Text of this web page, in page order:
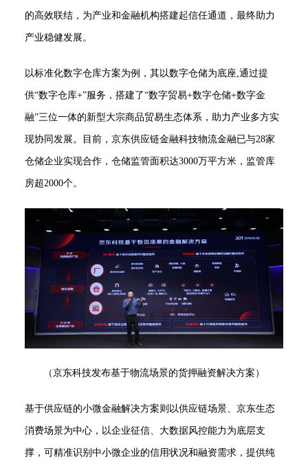
的高效联结，为产业和金融机构搭建起信任通道，最终助力
产业稳健发展。
以标准化数字仓库方案为例，其以数字仓储为底座,通过提
供“数字仓库+”服务，搭建了“数字贸易+数字仓储+数字金
融”三位一体的新型大宗商品贸易生态体系，助力产业多方实
现协同发展。目前，京东供应链金融科技物流金融已与28家
仓储企业实现合作，仓储监管面积达3000万平方米，监管库
房超2000个。
（京东科技发布基于物流场景的货押融资解决方案）
基于供应链的小微金融解决方案则以供应链场景、京东生态
消费场景为中心，以企业征信、大数据风控能力为底层支
撑，可精准识别中小微企业的信用状况和融资需求，提供纯